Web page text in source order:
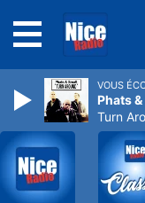
VOUS
Phats
Turn